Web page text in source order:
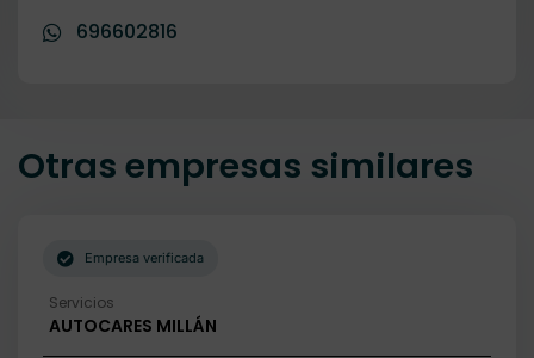
696602816
Otras empresas similares
Servicios
AUTOCARES MILLÁN
Empresa verificada